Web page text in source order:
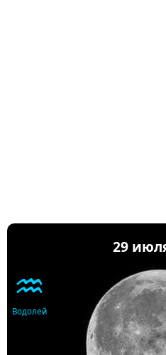
29
♒
Водолей